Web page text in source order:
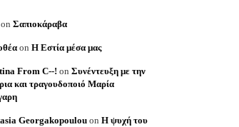
on Σαπιοκάραβα
on Η Εστία μέσα μας
From C--! on Συνέντευξη με την
και τραγουδοποιό Μαρία
Georgakopoulou on Η ψυχή του